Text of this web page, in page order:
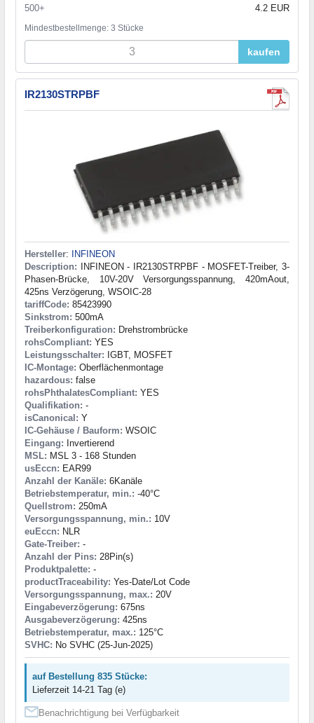
500+
4.2 EUR
Mindestbestellmenge: 3 Stücke
kaufen
IR2130STRPBF
Hersteller:
INFINEON
Description: INFINEON - IR2130STRPBF - MOSFET-Treiber, 3-
Phasen-Brücke, 10V-20V Versorgungsspannung, 420mAout,
425ns Verzögerung, WSOIC-28
tariffCode: 85423990
Sinkstrom: 500mA
Treiberkonfiguration: Drehstrombrücke
rohsCompliant: YES
Leistungsschalter: IGBT, MOSFET
IC-Montage: Oberflächenmontage
hazardous: false
rohsPhthalatesCompliant: YES
Qualifikation: -
isCanonical: Y
IC-Gehäuse / Bauform: WSOIC
Eingang: Invertierend
MSL: MSL 3 - 168 Stunden
usEccn: EAR99
Anzahl der Kanäle: 6Kanäle
Betriebstemperatur, min.: -40°C
Quellstrom: 250mA
Versorgungsspannung, min.: 10V
euEccn: NLR
Gate-Treiber: -
Anzahl der Pins: 28Pin(s)
Produktpalette: -
productTraceability: Yes-Date/Lot Code
Versorgungsspannung, max.: 20V
Eingabeverzögerung: 675ns
Ausgabeverzögerung: 425ns
Betriebstemperatur, max.: 125°C
SVHC: No SVHC (25-Jun-2025)
auf Bestellung 835 Stücke:
Lieferzeit 14-21 Tag (e)
Benachrichtigung bei Verfügbarkeit